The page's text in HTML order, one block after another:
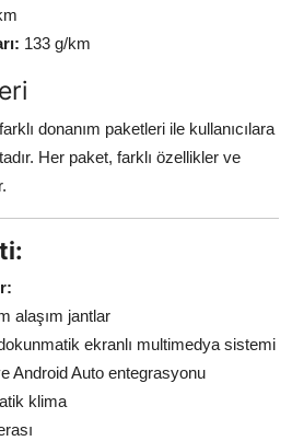
133 g/km
donanım paketleri ile kullanıcılara
Her paket, farklı özellikler ve
alaşım jantlar
ekranlı multimedya sistemi
Android Auto entegrasyonu
klima